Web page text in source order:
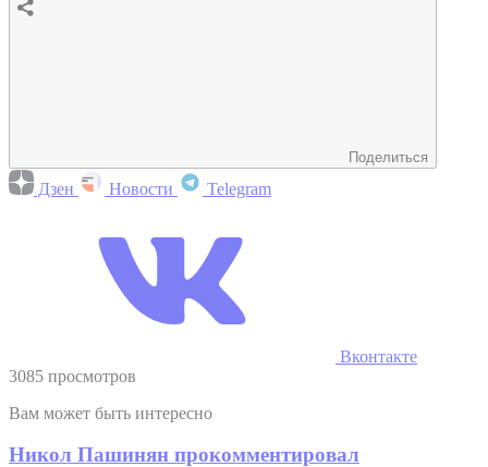
Поделиться
Дзен Новости Telegram
Вконтакте
3085 просмотров
Вам может быть интересно
Никол Пашинян прокомментировал